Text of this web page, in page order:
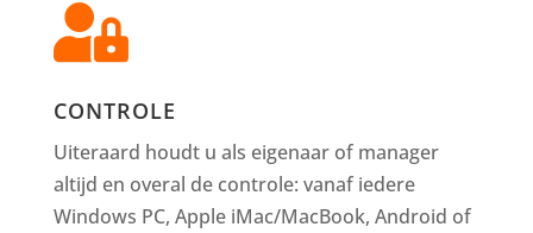

CONTROLE
Uiteraard houdt u als eigenaar of manager
altijd en overal de controle: vanaf iedere
Windows PC, Apple iMac/MacBook, Android of